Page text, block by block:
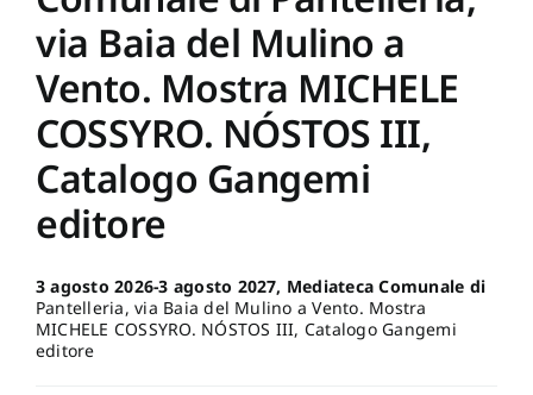
via Baia del Mulino a
Vento. Mostra MICHELE
COSSYRO. NÓSTOS III,
Catalogo Gangemi
editore
3 agosto 2026-3 agosto 2027, Mediateca Comunale di
Pantelleria, via Baia del Mulino a Vento. Mostra
MICHELE COSSYRO. NÓSTOS III, Catalogo Gangemi
editore